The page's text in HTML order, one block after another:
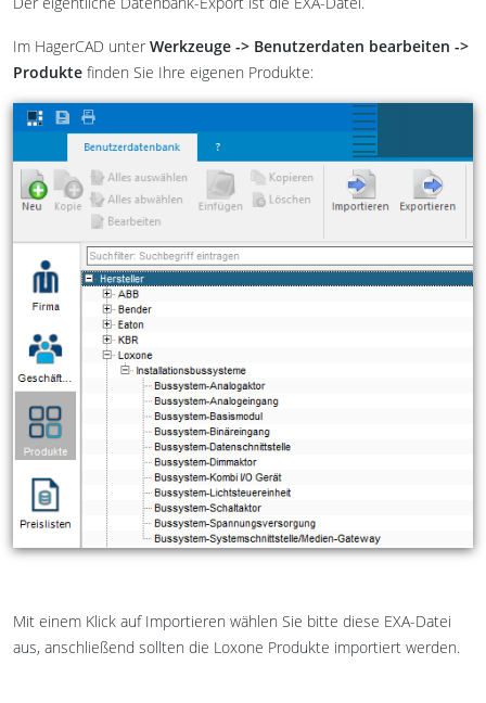
Im HagerCAD unter Werkzeuge -> Benutzerdaten bearbeiten ->
Produkte finden Sie Ihre eigenen Produkte:
Mit einem Klick auf Importieren wählen Sie bitte diese EXA-Datei
aus, anschließend sollten die Loxone Produkte importiert werden.